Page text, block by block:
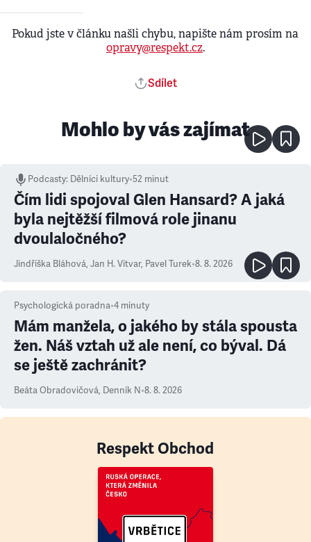
Pokud jste v článku našli chybu, napište nám prosím na
opravy@respekt.cz.
Sdílet
Mohlo by vás zajímat
Podcasty: Dělníci kultury•52 minut
Čím lidi spojoval Glen Hansard? A jaká
byla nejtěžší filmová role jinanu
dvoulaločného?
Jindřiška Bláhová, Jan H. Vitvar, Pavel Turek•8. 8. 2026
Psychologická poradna•4 minuty
Mám manžela, o jakého by stála spousta
žen. Náš vztah už ale není, co býval. Dá
se ještě zachránit?
Beáta Obradovičová, Denník N•8. 8. 2026
Respekt Obchod